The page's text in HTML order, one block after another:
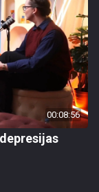
00:08:56